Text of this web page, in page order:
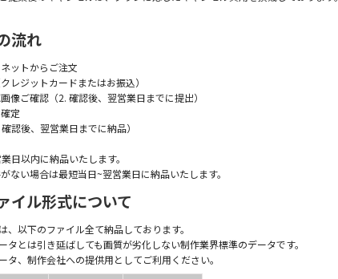
流れ
ットからご注文
レジットカードまたはお振込）
像ご確認（2. 確認後、翌営業日までに提出）
定
認後、翌営業日までに納品）
日以内に納品いたします。
ない場合は最短当日~翌営業日に納品いたします。
イル形式について
、以下のファイル全て納品しております。
タとは引き延ばしても画質が劣化しない制作業界標準のデータです。
タ、制作会社への提供用としてご利用ください。